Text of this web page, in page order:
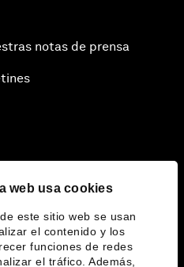
web usa cookies
este sitio web se usan
el contenido y los
funciones de redes
el tráfico. Además,
notas de prensa